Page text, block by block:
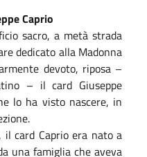
Caprio
sacro, a metà strada
dedicato alla Madonna
devoto, riposa –
– il card Giuseppe
lo ha visto nascere, in
card Caprio era nato a
una famiglia che aveva